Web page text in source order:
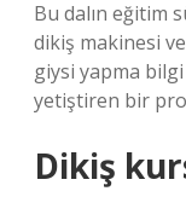
Bu dalın eğitim
dikiş makinesi
giysi yapma
yetiştiren bir
Dikiş